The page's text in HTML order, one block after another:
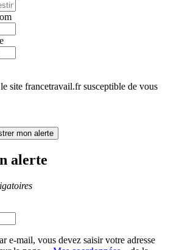
site francetravail.fr susceptible de vous
mon alerte
alerte
e-mail, vous devez saisir votre adresse